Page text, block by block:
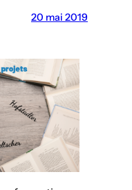
20 mai 2019